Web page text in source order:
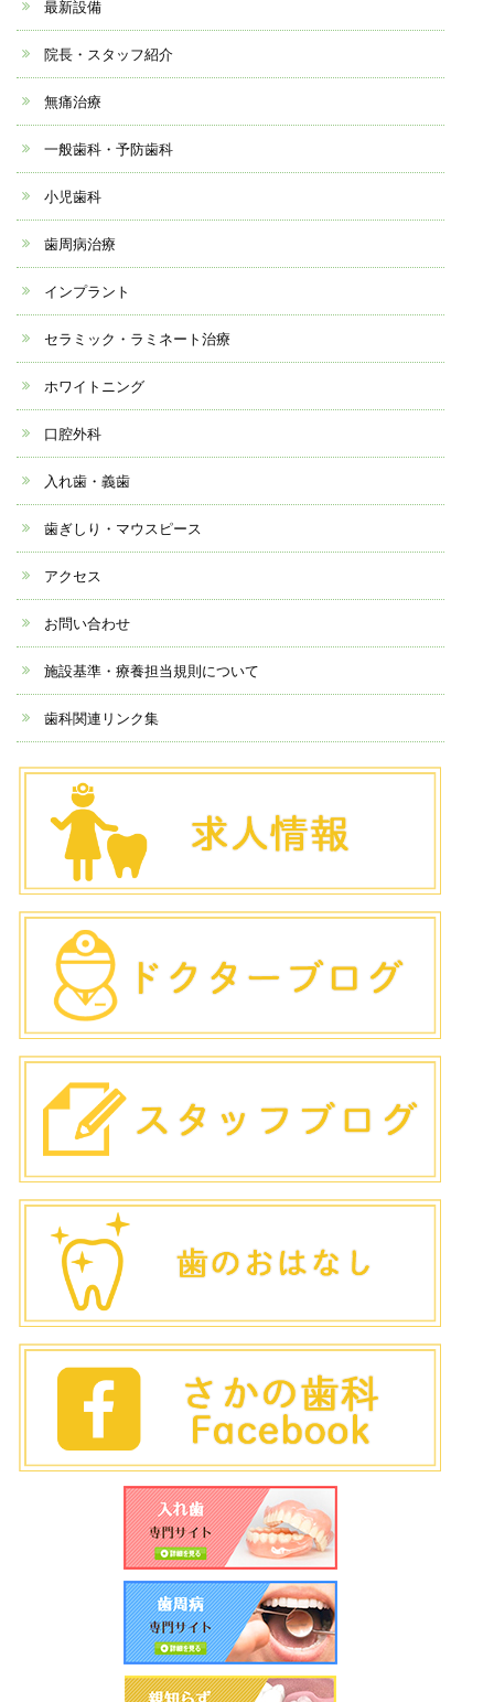
最新設備
院長・スタッフ紹介
無痛治療
一般歯科・予防歯科
小児歯科
歯周病治療
インプラント
セラミック・ラミネート治療
ホワイトニング
口腔外科
入れ歯・義歯
歯ぎしり・マウスピース
アクセス
お問い合わせ
施設基準・療養担当規則について
歯科関連リンク集